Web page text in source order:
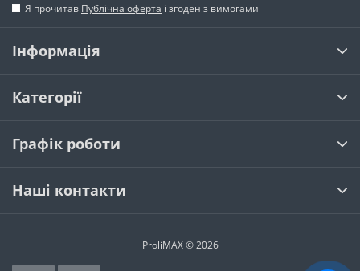
Я прочитав Публічна оферта і згоден з вимогами
Інформація
Категорії
Графік роботи
Наші контакти
ProliMAX © 2026